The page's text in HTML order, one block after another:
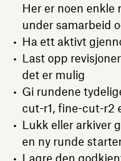
Her er noen enkle
under samarbeid
Ha ett aktivt
Last opp
det er mulig
Gi rundene
cut-r1, fine-cut-r2
Lukk eller arkiver
en ny runde
Lagre den